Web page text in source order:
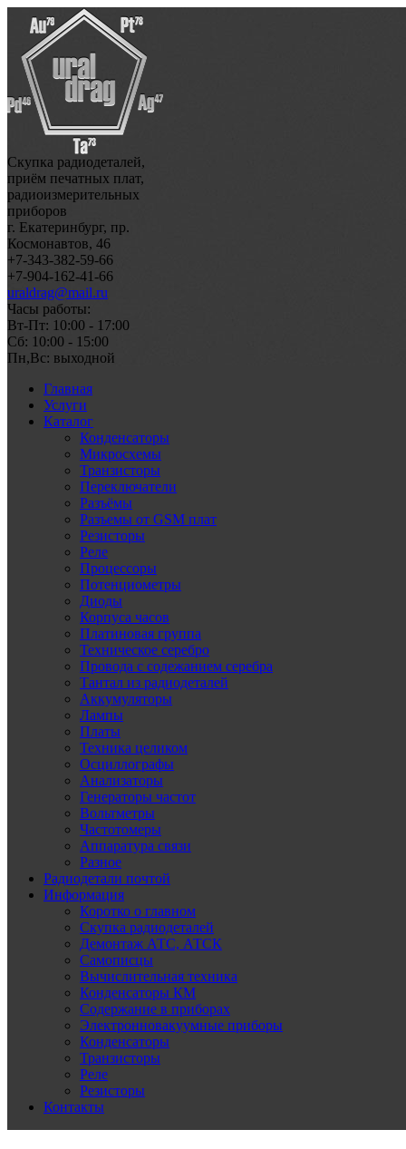
Скупка радиодеталей,
приём печатных плат,
радиоизмерительных
приборов
г. Екатеринбург, пр.
Космонавтов, 46
+7-343-382-59-66
+7-904-162-41-66
uraldrag@mail.ru
Часы работы:
Вт-Пт: 10:00 - 17:00
Сб: 10:00 - 15:00
Пн,Вс: выходной
Главная
Услуги
Каталог
Конденсаторы
Микросхемы
Транзисторы
Переключатели
Разъёмы
Разъемы от GSM плат
Резисторы
Реле
Процессоры
Потенциометры
Диоды
Корпуса часов
Платиновая группа
Техническое серебро
Провода с содежанием серебра
Тантал из радиодеталей
Аккумуляторы
Лампы
Платы
Техника целиком
Осциллографы
Анализаторы
Генераторы частот
Вольтметры
Частотомеры
Аппаратура связи
Разное
Радиодетали почтой
Информация
Коротко о главном
Скупка радиодеталей
Демонтаж АТС, АТСК
Самописцы
Вычислительная техника
Конденсаторы КМ
Содержание в приборах
Электронновакуумные приборы
Конденсаторы
Транзисторы
Реле
Резисторы
Контакты